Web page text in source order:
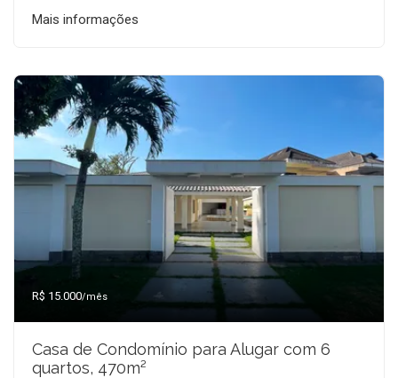
Mais informações
R$ 15.000/mês
Casa de Condomínio para Alugar com 6
quartos, 470m²